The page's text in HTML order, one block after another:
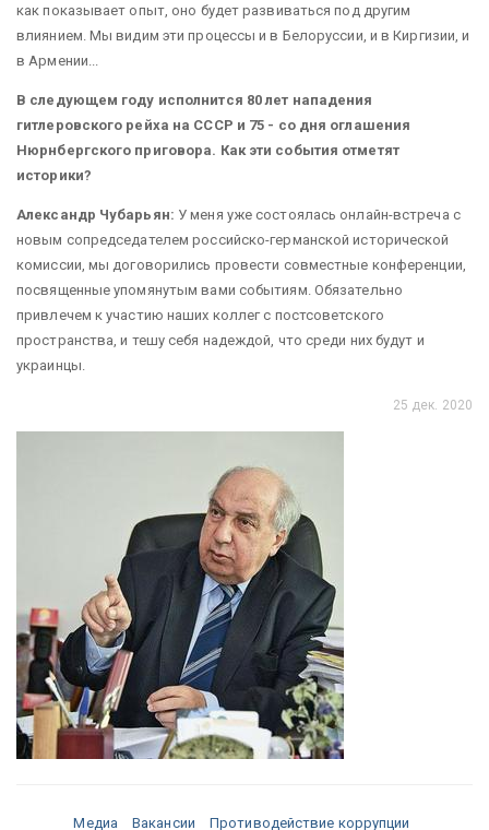
как показывает опыт, оно будет развиваться под другим
влиянием. Мы видим эти процессы и в Белоруссии, и в Киргизии, и
в Армении...
В следующем году исполнится 80 лет нападения
гитлеровского рейха на СССР и 75 - со дня оглашения
Нюрнбергского приговора. Как эти события отметят
историки?
Александр Чубарьян: У меня уже состоялась онлайн-встреча с
новым сопредседателем российско-германской исторической
комиссии, мы договорились провести совместные конференции,
посвященные упомянутым вами событиям. Обязательно
привлечем к участию наших коллег с постсоветского
пространства, и тешу себя надеждой, что среди них будут и
украинцы.
25 дек. 2020
Медиа Вакансии Противодействие коррупции